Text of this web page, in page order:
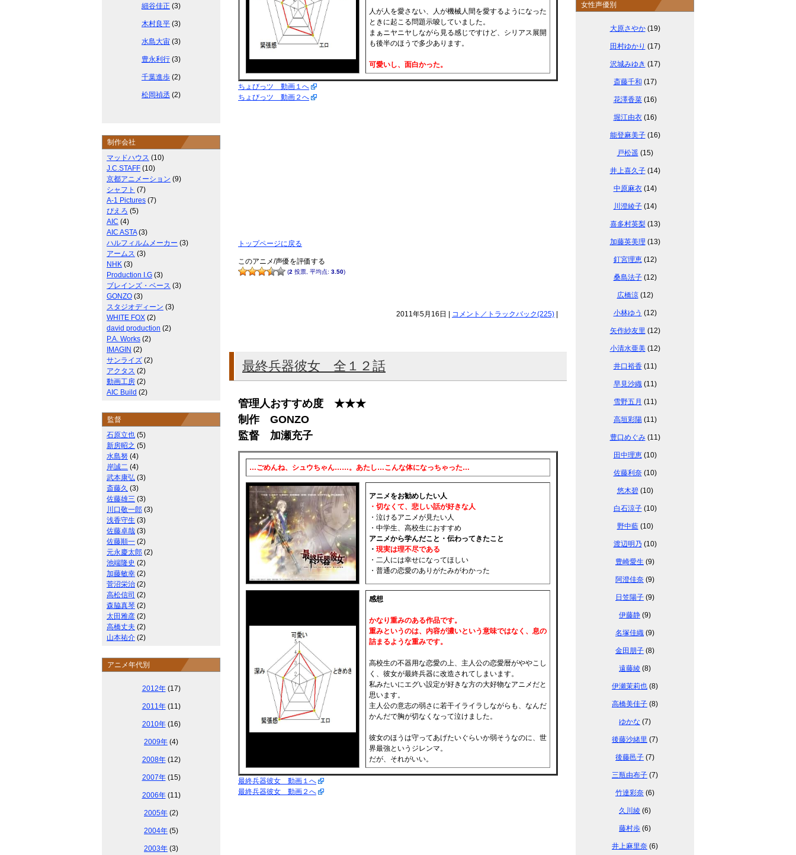
人が人を愛さない、人が機械人間を愛するようになった
ときに起こる問題示唆していました。
まぁニヤニヤしながら見る感じですけど、シリアス展開
も後半のほうで多少あります。
可愛いし、面白かった。
ちょびっツ 動画１へ
ちょびっツ 動画２へ
トップページに戻る
このアニメ/声優を評価する
(2 投票, 平均点: 3.50)
2011年5月16日 | コメント／トラックバック(225)
最終兵器彼女 全１２話
管理人おすすめ度 ★★★
制作 GONZO
監督 加瀬充子
…ごめんね、シュウちゃん……。あたし…こんな体になっちゃった…
アニメをお勧めしたい人
・切なくて、悲しい話が好きな人
・泣けるアニメが見たい人
・中学生、高校生におすすめ
アニメから学んだこと・伝わってきたこと
・ 現実は理不尽である
・二人には幸せになってほしい
・普通の恋愛のありがたみがわかった
感想
かなり重みのある作品です。
重みというのは、内容が濃いという意味ではなく、息の
詰まるような重みです。
高校生の不器用な恋愛の上、主人公の恋愛暦がややこし
く、彼女が最終兵器に改造されてしまいます。
私みたいにエグい設定が好きな方の大好物なアニメだと
思います。
主人公の意志の弱さに若干イライラしながらも、なんだ
かんだで胸が切なくなって泣けました。
彼女のほうは守ってあげたいぐらいか弱そうなのに、世
界最強というジレンマ。
だが、それがいい。
最終兵器彼女 動画１へ
最終兵器彼女 動画２へ
細谷佳正 (3)
木村良平 (3)
水島大宙 (3)
豊永利行 (3)
千葉進歩 (2)
松岡禎丞 (2)
制作会社
マッドハウス (10)
J.C.STAFF (10)
京都アニメーション (9)
シャフト (7)
A-1 Pictures (7)
ぴえろ (5)
AIC (4)
AIC ASTA(3)
ハルフィルムメーカー (3)
アームス (3)
NHK (3)
Production I.G (3)
ブレインズ・ベース (3)
GONZO (3)
スタジオディーン (3)
WHITE FOX (2)
david production (2)
P.A. Works (2)
IMAGIN (2)
サンライズ (2)
アクタス (2)
動画工房 (2)
AIC Build (2)
監督
石原立也 (5)
新房昭之 (5)
水島努 (4)
岸誠二 (4)
武本康弘 (3)
斎藤久 (3)
佐藤雄三 (3)
川口敬一郎 (3)
浅香守生 (3)
佐藤卓哉 (3)
佐藤順一 (2)
元永慶太郎 (2)
池端隆史 (2)
加藤敏幸 (2)
菅沼栄治 (2)
高松信司 (2)
森脇真琴 (2)
太田雅彦 (2)
高橋丈夫 (2)
山本祐介 (2)
アニメ年代別
2012年(17)
2011年(11)
2010年(16)
2009年 (4)
2008年(12)
2007年(15)
2006年(11)
2005年 (2)
2004年 (5)
2003年 (3)
女性声優別
大原さやか(19)
田村ゆかり (17)
沢城みゆき (17)
斎藤千和 (17)
花澤香菜(16)
堀江由衣(16)
能登麻美子(16)
戸松遥 (15)
井上喜久子(14)
中原麻衣(14)
川澄綾子(14)
喜多村英梨(13)
加藤英美理 (13)
釘宮理恵(12)
桑島法子(12)
広橋涼(12)
小林ゆう (12)
矢作紗友里 (12)
小清水亜美(12)
井口裕香(11)
早見沙織(11)
雪野五月 (11)
高垣彩陽(11)
豊口めぐみ(11)
田中理恵(10)
佐藤利奈(10)
悠木碧(10)
白石涼子(10)
野中藍(10)
渡辺明乃 (10)
豊崎愛生 (9)
阿澄佳奈 (9)
日笠陽子 (9)
伊藤静 (9)
名塚佳織 (9)
金田朋子 (8)
遠藤綾 (8)
伊瀬茉莉也 (8)
高橋美佳子 (8)
ゆかな (7)
後藤沙緒里 (7)
後藤邑子 (7)
三瓶由布子 (7)
竹達彩奈 (6)
久川綾 (6)
藤村歩 (6)
井上麻里奈 (6)